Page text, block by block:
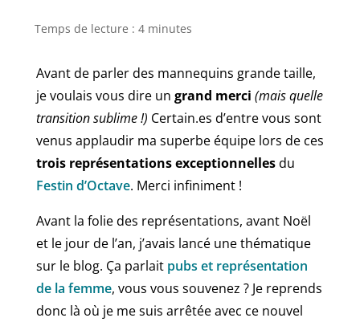
Temps de lecture : 4 minutes
Avant de parler des mannequins grande taille,
je voulais vous dire un grand merci (mais quelle
transition sublime !) Certain.es d’entre vous sont
venus applaudir ma superbe équipe lors de ces
trois représentations exceptionnellesdu
Festin d’Octave. Merci infiniment !
Avant la folie des représentations, avant Noël
et le jour de l’an, j’avais lancé une thématique
sur le blog. Ça parlait pubs et représentation
de la femme, vous vous souvenez ? Je reprends
donc là où je me suis arrêtée avec ce nouvel